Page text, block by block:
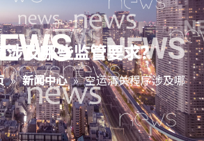
及哪些监管要求？
» 新闻中心 » 空运清关程序涉及哪